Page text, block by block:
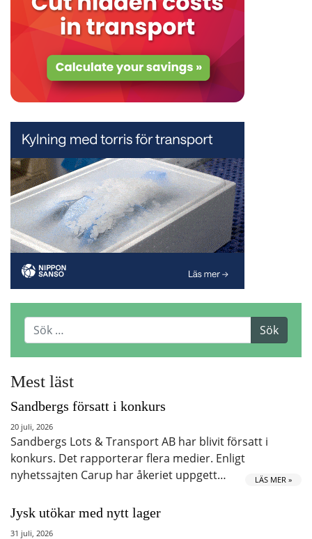
Mest läst
Sandbergs försatt i konkurs
20 juli, 2026
Sandbergs Lots & Transport AB har blivit försatt i
konkurs. Det rapporterar flera medier. Enligt
nyhetssajten Carup har åkeriet uppgett…
LÄS MER »
Jysk utökar med nytt lager
31 juli, 2026